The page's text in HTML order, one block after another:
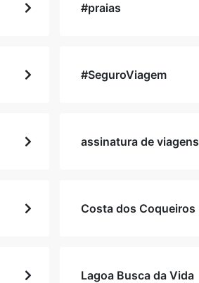
#praias
#SeguroViagem
assinatura de viagens
Costa dos Coqueiros
Lagoa Busca da Vida